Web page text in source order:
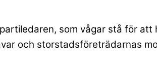
som vågar stå för att
och storstadsföreträdarnas